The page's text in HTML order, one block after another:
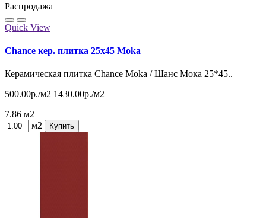
Распродажа
Quick View
Chance кер. плитка 25x45 Moka
Керамическая плитка Chance Moka / Шанс Мока 25*45..
500.00р./м2 1430.00р./м2
7.86 м2
м2
Купить